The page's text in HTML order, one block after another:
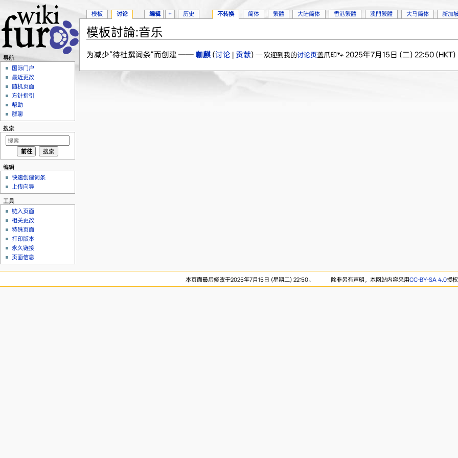
模板討論:音乐
为减少“待杜撰词条”而创建 —— 咖麒(讨论| 贡献) — 欢迎到我的讨论页盖爪印🐾 2025年7月15日 (二) 22:50 (HKT)
模板 讨论 编辑 + 历史 不转换 简体 繁體 大陆简体 香港繁體 澳門繁體 大马简体 新加
导航
国际门户
最近更改
随机页面
方针指引
帮助
群聊
搜索
编辑
快速创建词条
上传向导
工具
链入页面
相关更改
特殊页面
打印版本
永久链接
页面信息
本页面最后修改于2025年7月15日 (星期二) 22:50。 除非另有声明，本网站内容采用CC-BY-SA 4.0授权